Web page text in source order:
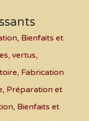
Bienfaits et
vertus,
Fabrication
Préparation et
Bienfaits et